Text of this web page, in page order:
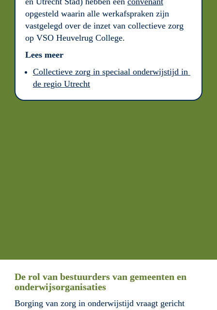
opgesteld waarin alle werkafspraken zijn
vastgelegd over de inzet van collectieve zorg
op VSO Heuvelrug College.
Lees meer
Collectieve zorg in speciaal onderwijstijd in
de regio Utrecht
De rol van bestuurders van gemeenten en
onderwijsorganisaties
Borging van zorg in onderwijstijd vraagt gericht